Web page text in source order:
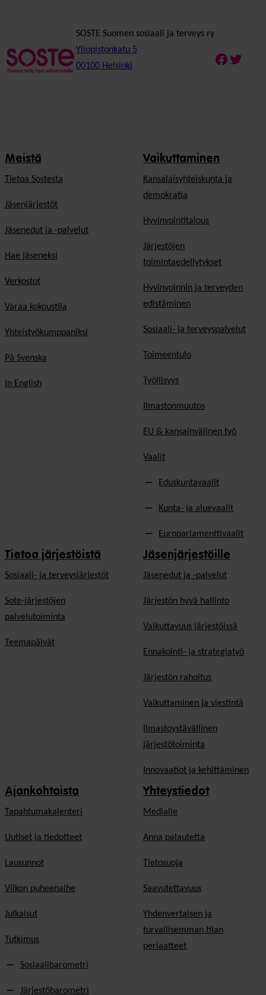
SOSTE Suomen sosiaali ja terveys ry
Yliopistonkatu 5
00100 Helsinki
Meistä
Tietoa Sostesta
Jäsenjärjestöt
Jäsenedut ja -palvelut
Hae jäseneksi
Verkostot
Varaa kokoustila
Yhteistyökumppaniksi
På Svenska
In English
Vaikuttaminen
Kansalaisyhteiskunta ja
demokratia
Hyvinvointitalous
Järjestöjen
toimintaedellytykset
Hyvinvoinnin ja terveyden
edistäminen
Sosiaali- ja terveyspalvelut
Toimeentulo
Työllisyys
Ilmastonmuutos
EU & kansainvälinen työ
Vaalit
Eduskuntavaalit
Kunta- ja aluevaalit
Europarlamenttivaalit
Tietoa järjestöistä
Sosiaali- ja terveysjärjestöt
Sote-järjestöjen
palvelutoiminta
Teemapäivät
Jäsenjärjestöille
Jäsen­edut ja -palvelut
Järjestön hyvä hallinto
Vaikuttavuus järjestöissä
Ennakointi- ja strategiatyö
Järjestön rahoitus
Vaikuttaminen ja viestintä
Ilmastoystävällinen
järjestötoiminta
Innovaatiot ja kehittäminen
Ajankohtaista
Tapahtumakalenteri
Uutiset ja tiedotteet
Lausunnot
Viikon puheenaihe
Julkaisut
Tutkimus
Sosiaalibarometri
Järjestöbarometri
Yhteystiedot
Medialle
Anna palautetta
Tietosuoja
Saavutettavuus
Yhdenvertaisen ja
turvallisemman tilan
periaatteet